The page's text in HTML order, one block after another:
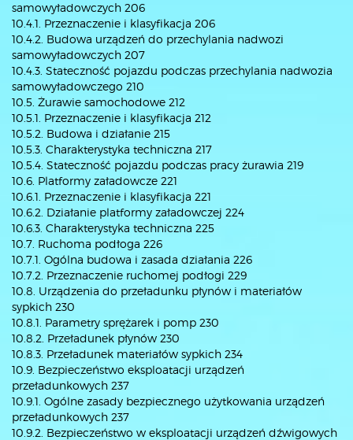
samowyładowczych 206
10.4.1. Przeznaczenie i klasyfikacja 206
10.4.2. Budowa urządzeń do przechylania nadwozi
samowyładowczych 207
10.4.3. Stateczność pojazdu podczas przechylania nadwozia
samowyładowczego 210
10.5. Żurawie samochodowe 212
10.5.1. Przeznaczenie i klasyfikacja 212
10.5.2. Budowa i działanie 215
10.5.3. Charakterystyka techniczna 217
10.5.4. Stateczność pojazdu podczas pracy żurawia 219
10.6. Platformy załadowcze 221
10.6.1. Przeznaczenie i klasyfikacja 221
10.6.2. Działanie platformy załadowczej 224
10.6.3. Charakterystyka techniczna 225
10.7. Ruchoma podłoga 226
10.7.1. Ogólna budowa i zasada działania 226
10.7.2. Przeznaczenie ruchomej podłogi 229
10.8. Urządzenia do przeładunku płynów i materiałów
sypkich 230
10.8.1. Parametry sprężarek i pomp 230
10.8.2. Przeładunek płynów 230
10.8.3. Przeładunek materiałów sypkich 234
10.9. Bezpieczeństwo eksploatacji urządzeń
przeładunkowych 237
10.9.1. Ogólne zasady bezpiecznego użytkowania urządzeń
przeładunkowych 237
10.9.2. Bezpieczeństwo w eksploatacji urządzeń dźwigowych